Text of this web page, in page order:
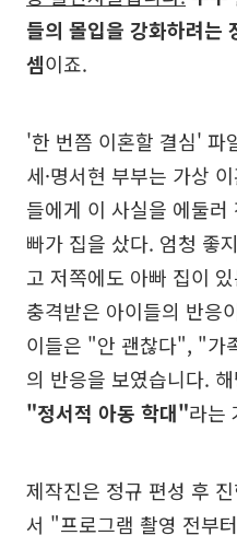
들의 몰입을 강화하려는
셈이죠.
'한 번쯤 이혼할 결심' 파
세·명서현 부부는 가상
들에게 이 사실을 에둘
빠가 집을 샀다. 엄청 좋
고 저쪽에도 아빠 집이
충격받은 아이들의 반응
이들은 "안 괜찮다", "가
의 반응을 보였습니다.
"정서적 아동 학대"라는
제작진은 정규 편성 후
서 "프로그램 촬영 전부